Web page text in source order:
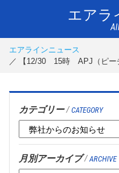
エアラ
エアラインニュース
【12/30 15時 APJ（ピー
カテゴリー/ CATEGORY
月別アーカイブ/ ARCHIVE